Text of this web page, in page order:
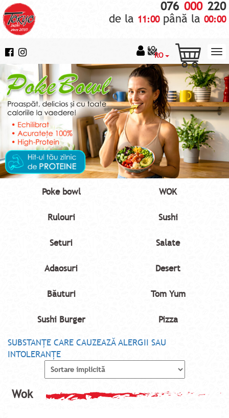
076 000 220
de la 11:00până la 00:00
RO
Poke bowl WOK
Rulouri Sushi
Seturi Salate
Adaosuri Desert
Băuturi Tom Yum
Sushi Burger
Pizza
SUBSTANŢE CARE CAUZEAZĂ ALERGII SAU
INTOLERANŢE